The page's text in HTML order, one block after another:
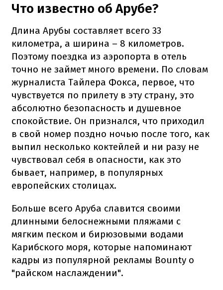
Что известно об Арубе?
Длина Арубы составляет всего 33
километра, а ширина – 8 километров.
Поэтому поездка из аэропорта в отель
точно не займет много времени. По словам
журналиста Тайлера Фокса, первое, что
чувствуется по прилету в эту страну, это
абсолютно безопасность и душевное
спокойствие. Он признался, что приходил
в свой номер поздно ночью после того, как
выпил несколько коктейлей и ни разу не
чувствовал себя в опасности, как это
бывает, например, в популярных
европейских столицах.
Больше всего Аруба славится своими
длинными белоснежными пляжами с
мягким песком и бирюзовыми водами
Карибского моря, которые напоминают
кадры из популярной рекламы Bounty о
"райском наслаждении".